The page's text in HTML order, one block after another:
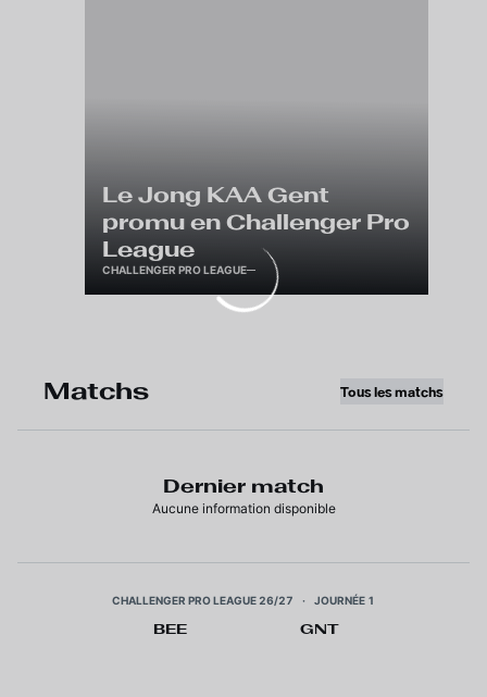
Le Jong KAA Gent
promu en Challenger Pro
League
CHALLENGER PRO LEAGUE
Matchs Tous les matchs
Dernier match
Aucune information disponible
CHALLENGER PRO LEAGUE 26/27 · JOURNÉE 1
BEE GNT